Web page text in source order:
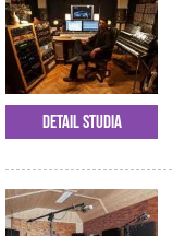
Detail studia